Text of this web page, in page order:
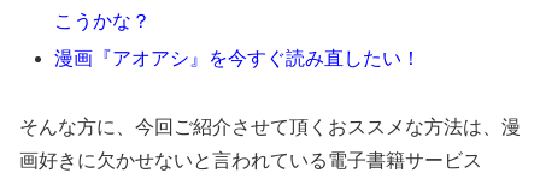
こうかな？
漫画『アオアシ』を今すぐ読み直したい！
そんな方に、今回ご紹介させて頂くおススメな方法は、漫
画好きに欠かせないと言われている電子書籍サービス